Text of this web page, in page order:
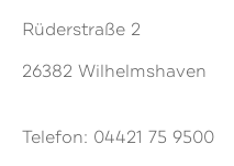
Rüderstraße 2
26382
Telefon: 04421 75 9500